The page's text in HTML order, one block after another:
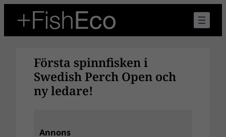
innehåll
Första spinnfisken i
Swedish Perch Open och
ny ledare!
Annons